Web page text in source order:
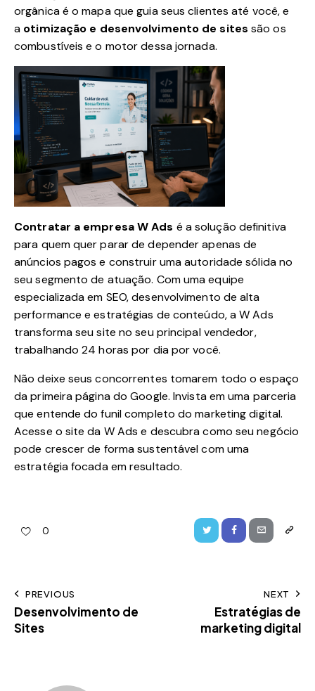
orgânica é o mapa que guia seus clientes até você, e
a otimização e desenvolvimento de sites são os
combustíveis e o motor dessa jornada.
Contratar a empresa W Ads é a solução definitiva
para quem quer parar de depender apenas de
anúncios pagos e construir uma autoridade sólida no
seu segmento de atuação. Com uma equipe
especializada em SEO, desenvolvimento de alta
performance e estratégias de conteúdo, a W Ads
transforma seu site no seu principal vendedor,
trabalhando 24 horas por dia por você.
Não deixe seus concorrentes tomarem todo o espaço
da primeira página do Google. Invista em uma parceria
que entende do funil completo do marketing digital.
Acesse o site da W Ads e descubra como seu negócio
pode crescer de forma sustentável com uma
estratégia focada em resultado.
0
PREVIOUS
Desenvolvimento de
Sites
NEXT
Estratégias de
marketing digital